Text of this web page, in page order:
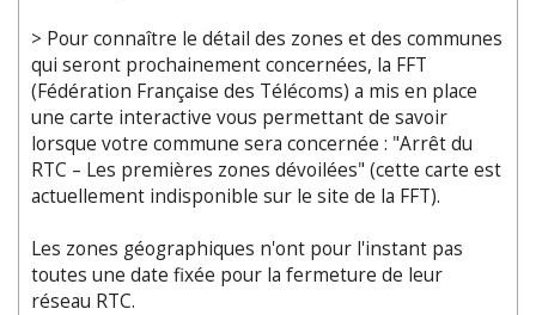
> Pour connaître le détail des zones et des communes
qui seront prochainement concernées, la FFT
(Fédération Française des Télécoms) a mis en place
une carte interactive vous permettant de savoir
lorsque votre commune sera concernée : "Arrêt du
RTC – Les premières zones dévoilées" (cette carte est
actuellement indisponible sur le site de la FFT).
Les zones géographiques n'ont pour l'instant pas
toutes une date fixée pour la fermeture de leur
réseau RTC.